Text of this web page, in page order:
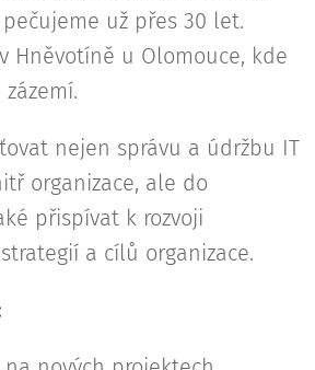
už přes 30 let.
Hněvotíně u Olomouce, kde
nejen správu a údržbu IT
organizace, ale do
přispívat k rozvoji
a cílů organizace.